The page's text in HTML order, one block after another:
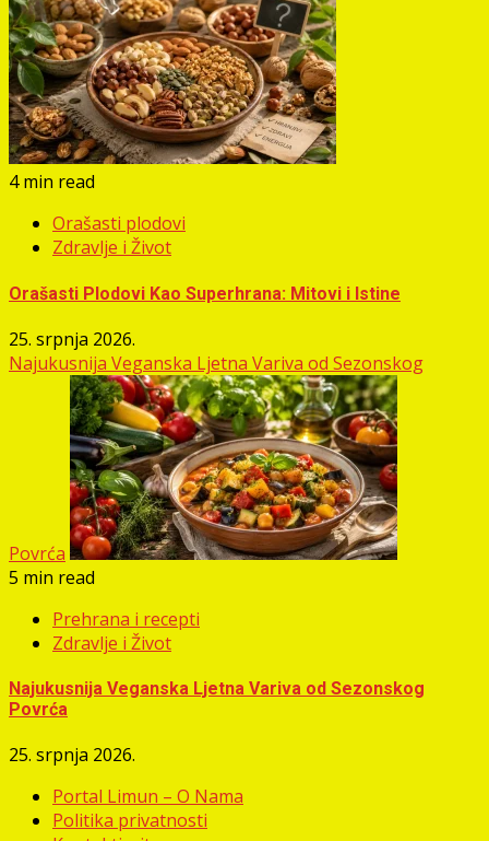
4 min read
Orašasti plodovi
Zdravlje i Život
Orašasti Plodovi Kao Superhrana: Mitovi i Istine
25. srpnja 2026.
Najukusnija Veganska Ljetna Variva od Sezonskog
Povrća
5 min read
Prehrana i recepti
Zdravlje i Život
Najukusnija Veganska Ljetna Variva od Sezonskog
Povrća
25. srpnja 2026.
Portal Limun – O Nama
Politika privatnosti